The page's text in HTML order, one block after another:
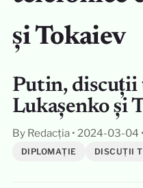
și Tokaiev
Putin, discuții
Lukașenko și
By Redacția• 2024-03-04•
DIPLOMAȚIE DISCUȚII